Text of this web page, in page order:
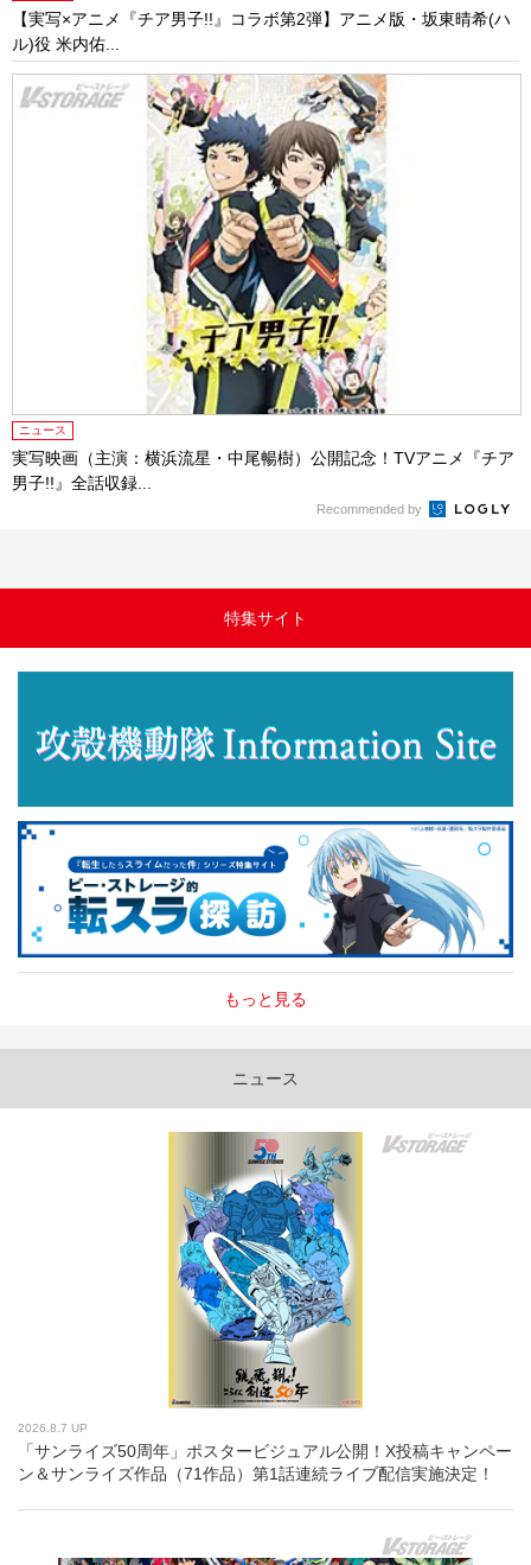
【実写×アニメ『チア男子!!』コラボ第2弾】アニメ版・坂東晴希(ハ
ル)役 米内佑...
ニュース
実写映画（主演：横浜流星・中尾暢樹）公開記念！TVアニメ『チア
男子!!』全話収録...
Recommended by
特集サイト
もっと見る
ニュース
2026.8.7 UP
「サンライズ50周年」ポスタービジュアル公開！X投稿キャンペー
ン＆サンライズ作品（71作品）第1話連続ライブ配信実施決定！